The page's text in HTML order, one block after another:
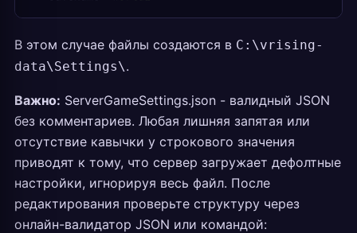
В этом случае файлы создаются в C:\vrising-
data\Settings\.
Важно: ServerGameSettings.json - валидный JSON
без комментариев. Любая лишняя запятая или
отсутствие кавычки у строкового значения
приводят к тому, что сервер загружает дефолтные
настройки, игнорируя весь файл. После
редактирования проверьте структуру через
онлайн-валидатор JSON или командой: